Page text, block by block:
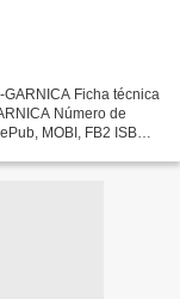
GARNICA Ficha técnica
Número de
MOBI, FB2 ISBN: